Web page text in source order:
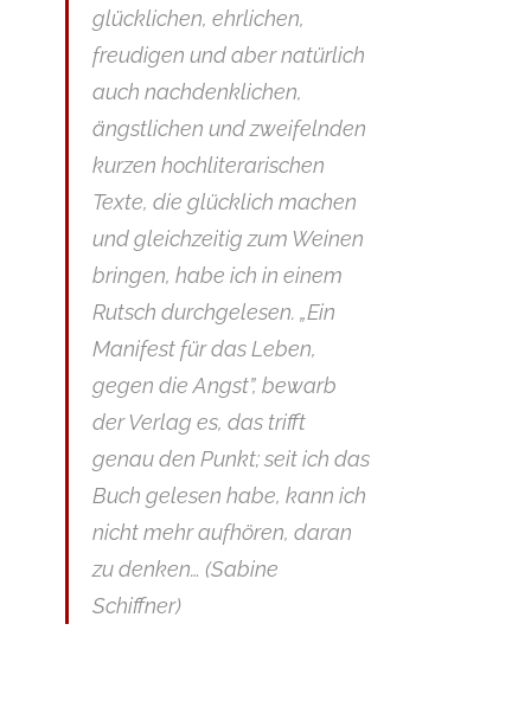
glücklichen, ehrlichen,
freudigen und aber natürlich
auch nachdenklichen,
ängstlichen und zweifelnden
kurzen hochliterarischen
Texte, die glücklich machen
und gleichzeitig zum Weinen
bringen, habe ich in einem
Rutsch durchgelesen. „Ein
Manifest für das Leben,
gegen die Angst”, bewarb
der Verlag es, das trifft
genau den Punkt; seit ich das
Buch gelesen habe, kann ich
nicht mehr aufhören, daran
zu denken… (Sabine
Schiffner)